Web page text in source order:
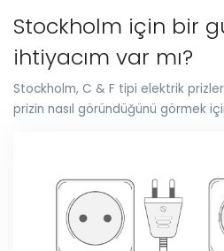
Stockholm için bir
ihtiyacım var mı?
Stockholm, C & F tipi elektrik
prizin nasıl göründüğünü görmek